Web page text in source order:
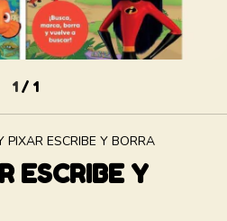
1 / 1
PIXAR ESCRIBE Y BORRA
ESCRIBE Y